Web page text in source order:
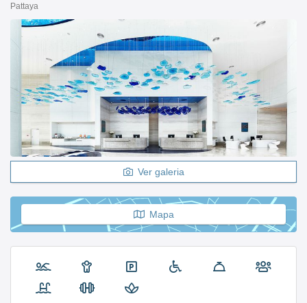
Pattaya
Ver galeria
Mapa